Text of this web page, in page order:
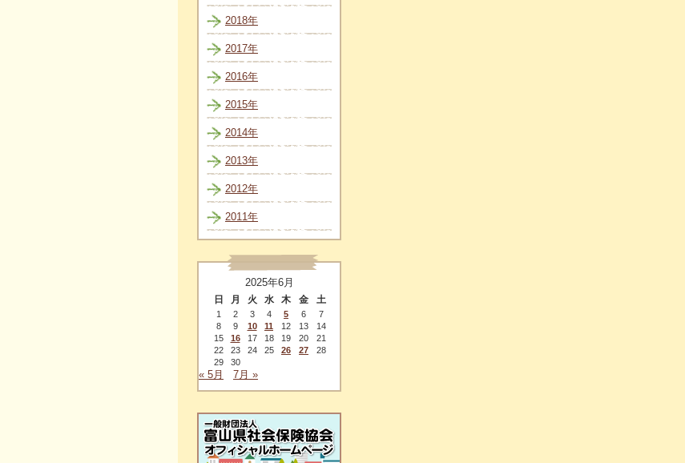
2018年
2017年
2016年
2015年
2014年
2013年
2012年
2011年
2025年6月
日 月 火 水 木 金 土
1 2 3 4 5 6
7
8
9 10 11 12 13
14
15
16 17 18 19 20
21
22
23 24 25 26 27
28
29
30
« 5月 7月 »